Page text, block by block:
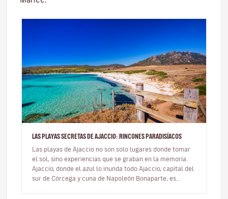
LAS PLAYAS SECRETAS DE AJACCIO: RINCONES PARADISÍACOS
Las playas de Ajaccio no son solo lugares donde tomar
el sol, sino experiencias que se graban en la memoria.
Ajaccio, donde el azul lo inunda todo Ajaccio, capital del
sur de Córcega y cuna de Napoleón Bonaparte, es